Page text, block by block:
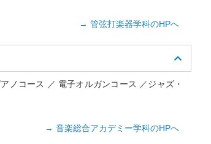
→ 管弦打楽器学科のHPへ
ノコース ／ 電子オルガンコース ／ジャズ・
→ 音楽総合アカデミー学科のHPへ